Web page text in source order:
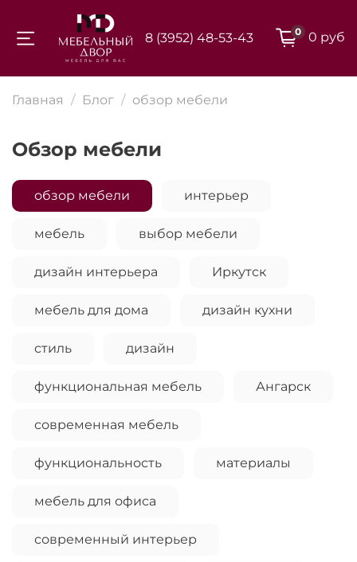
8 (3952) 48-53-43 0 0 руб
Главная Блог обзор мебели
обзор мебели
обзор мебели интерьер
мебель выбор мебели
дизайн интерьера Иркутск
мебель для дома дизайн кухни
стиль дизайн
функциональная мебель Ангарск
современная мебель
функциональность материалы
мебель для офиса
современный интерьер
Для клиентов всех банков
оплату на части
25%
в корзину
любого банка
выбранный способом
Оставшиеся
списываться
по
каждые 2 недели